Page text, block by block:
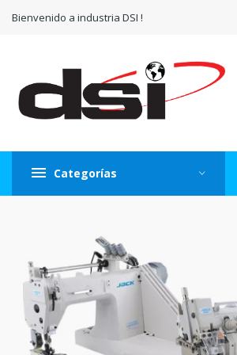
Bienvenido a industria DSI !
Categorías